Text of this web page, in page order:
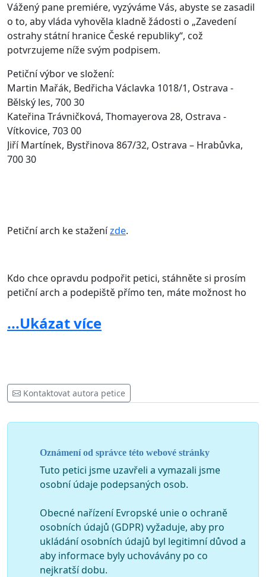
Vážený pane premiére, vyzýváme Vás, abyste se zasadil
o to, aby vláda vyhověla kladně žádosti o „Zavedení
ostrahy státní hranice České republiky“, což
potvrzujeme níže svým podpisem.
Petiční výbor ve složení:
Martin Mařák, Bedřicha Václavka 1018/1, Ostrava -
Bělský les, 700 30
Kateřina Trávničková, Thomayerova 28, Ostrava -
Vítkovice, 703 00
Jiří Martínek, Bystřinova 867/32, Ostrava – Hrabůvka,
700 30
Petiční arch ke staženízde.
Kdo chce opravdu podpořit petici, stáhněte si prosím
petiční arch a podepiště přímo ten, máte možnost ho
toto ve svém okolí. Podepsaný petiční arch zašlete na
jednu z výše uvedených adres členů petičního výboru. V
...Ukázat více
Kontaktovat autora petice
Oznámení od správce této webové stránky
Tuto petici jsme uzavřeli a vymazali jsme
osobní údaje podepsaných osob.
Obecné nařízení Evropské unie o ochraně
osobních údajů (GDPR) vyžaduje, aby pro
ukládání osobních údajů byl legitimní důvod a
aby informace byly uchovávány po co
nejkratší dobu.